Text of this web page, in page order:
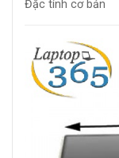
Đặc tính cơ bản